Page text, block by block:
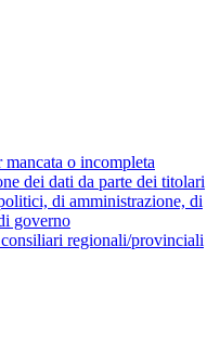
mancata o incompleta
dei dati da parte dei titolari
di amministrazione, di
governo
regionali/provinciali